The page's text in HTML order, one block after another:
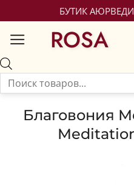
БУТИК
ROSA
Благовония